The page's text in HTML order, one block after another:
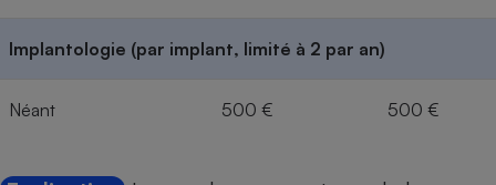
Implantologie (par implant, limité à 2 par an)
Néant 500 € 500 €